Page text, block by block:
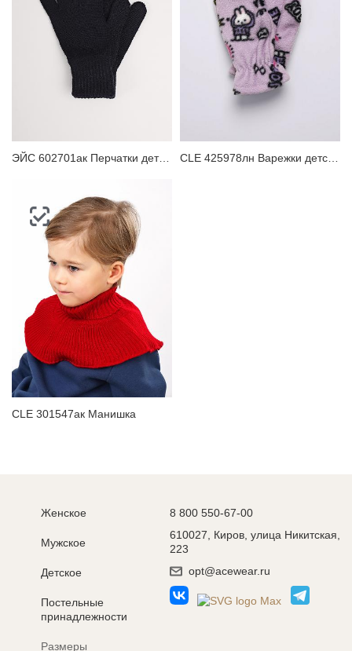
ЭЙС 602701ак Перчатки детские
CLE 301547ак Манишка
Женское
Мужское
Детское
Постельные
принадлежности
Размеры
8 800 550-67-00
610027, Киров, улица Никитская,
223
opt@acewear.ru